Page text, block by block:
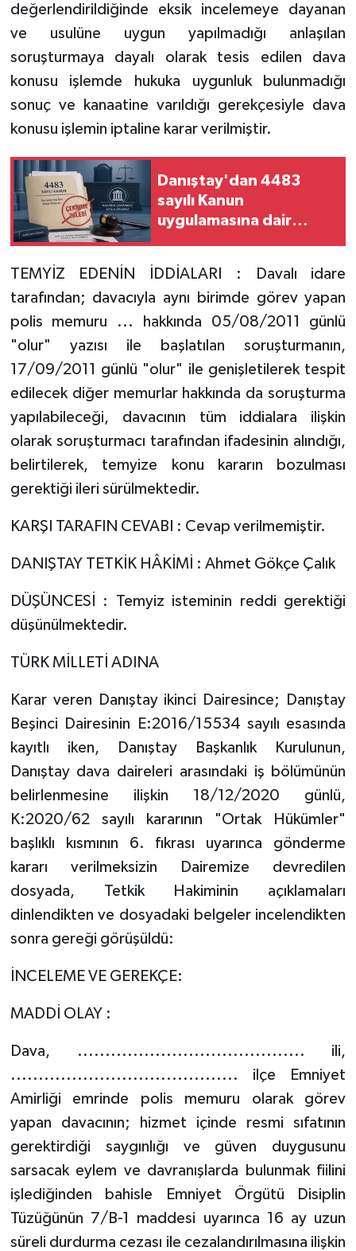
değerlendirildiğinde eksik incelemeye dayanan
ve usulüne uygun yapılmadığı anlaşılan
soruşturmaya dayalı olarak tesis edilen dava
konusu işlemde hukuka uygunluk bulunmadığı
sonuç ve kanaatine varıldığı gerekçesiyle dava
konusu işlemin iptaline karar verilmiştir.
Danıştay'dan 4483
sayılı Kanun
uygulamasına dair
TEMYİZ EDENİN İDDİALARI : Davalı idare
tarafından; davacıyla aynı birimde görev yapan
polis memuru ... hakkında 05/08/2011 günlü
"olur" yazısı ile başlatılan soruşturmanın,
17/09/2011 günlü "olur" ile genişletilerek tespit
edilecek diğer memurlar hakkında da soruşturma
yapılabileceği, davacının tüm iddialara ilişkin
olarak soruşturmacı tarafından ifadesinin alındığı,
belirtilerek, temyize konu kararın bozulması
gerektiği ileri sürülmektedir.
KARŞI TARAFIN CEVABI : Cevap verilmemiştir.
DANIŞTAY TETKİK HÂKİMİ : Ahmet Gökçe Çalık
DÜŞÜNCESİ : Temyiz isteminin reddi gerektiği
düşünülmektedir.
TÜRK MİLLETİ ADINA
Karar veren Danıştay ikinci Dairesince; Danıştay
Beşinci Dairesinin E:2016/15534 sayılı esasında
kayıtlı iken, Danıştay Başkanlık Kurulunun,
Danıştay dava daireleri arasındaki iş bölümünün
belirlenmesine ilişkin 18/12/2020 günlü,
K:2020/62 sayılı kararının "Ortak Hükümler"
başlıklı kısmının 6. fıkrası uyarınca gönderme
kararı verilmeksizin Dairemize devredilen
dosyada, Tetkik Hakiminin açıklamaları
dinlendikten ve dosyadaki belgeler incelendikten
sonra gereği görüşüldü:
İNCELEME VE GEREKÇE:
MADDİ OLAY :
Dava, ......................................... ili,
......................................... ilçe Emniyet
Amirliği emrinde polis memuru olarak görev
yapan davacının; hizmet içinde resmi sıfatının
gerektirdiği saygınlığı ve güven duygusunu
sarsacak eylem ve davranışlarda bulunmak fiilini
işlediğinden bahisle Emniyet Örgütü Disiplin
Tüzüğünün 7/B-1 maddesi uyarınca 16 ay uzun
süreli durdurma cezası ile cezalandırılmasına ilişkin